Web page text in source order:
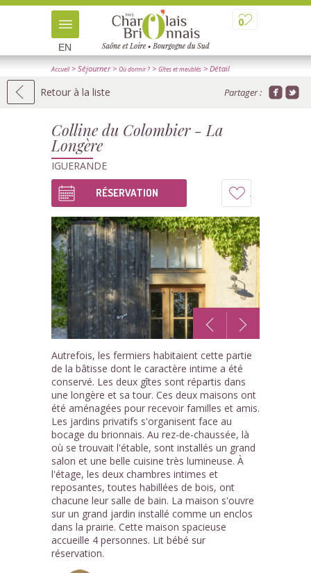
0
EN
Accueil> Séjourner> Où dormir ? > Gîtes et meublés > Détail
Retour à la liste Partager :
Colline du Colombier - La
Longère
IGUERANDE
à
mon
carnet
RÉSERVATION
1 /5
Autrefois, les fermiers habitaient cette partie
de la bâtisse dont le caractère intime a été
conservé. Les deux gîtes sont répartis dans
une longère et sa tour. Ces deux maisons ont
été aménagées pour recevoir familles et amis.
Les jardins privatifs s'organisent face au
bocage du brionnais. Au rez-de-chaussée, là
où se trouvait l'étable, sont installés un grand
salon et une belle cuisine très lumineuse. À
l'étage, les deux chambres intimes et
reposantes, toutes habillées de bois, ont
chacune leur salle de bain. La maison s'ouvre
sur un grand jardin installé comme un enclos
dans la prairie. Cette maison spacieuse
accueille 4 personnes. Lit bébé sur
réservation.